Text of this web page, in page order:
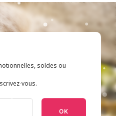
soldes ou
vous.
OK